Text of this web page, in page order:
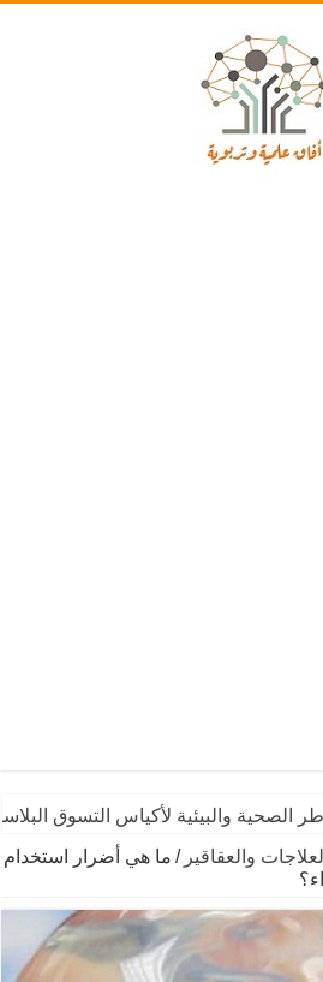
الصحية والبيئية لأكياس التسوق
العلاجات والعقاقير / ما هي أضرار استخدام